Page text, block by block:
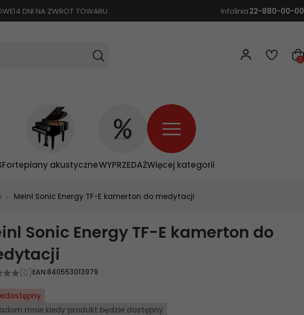
14 DNI NA ZWROT TOWARU Infolinia22-880-00-00
0
Fortepiany akustyczneWYPRZEDAŻWięcej kategorii
Meinl Sonic Energy TF-E kamerton do medytacji
Sonic Energy TF-E kamerton do
(0)EAN:840553013979
mnie kiedy produkt będzie dostępny